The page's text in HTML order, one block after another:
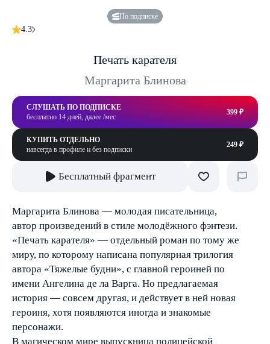
По подписке
4.3
Печать карателя
Маргарита Блинова
СЛУШАТЬ ПО ПОДПИСКЕ
бесплатно 14 дней, далее /мес
399 ₽
КУПИТЬ ОТДЕЛЬНО
навсегда в профиле и без подписки
249 ₽
Бесплатный фрагмент
Маргарита Блинова — молодая писательница,
автор произведений в стиле молодёжного фэнтези.
«Печать карателя» — отдельный роман по тому же
миру, по которому написана популярная трилогия
автора «Тяжелые будни», с главной героиней по
имени Ангелина де ла Варга. Но предлагаемая
история — совсем другая, и действует в ней новая
героиня, хотя появляются иногда и знакомые
персонажи.
В магическом мире выпускница полицейской